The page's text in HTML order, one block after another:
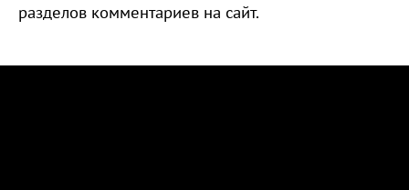
разделов комментариев на сайт.